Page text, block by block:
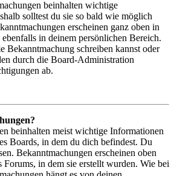
beinhalten wichtige
solltest du sie so bald wie möglich
erscheinen ganz oben in
in deinem persönlichen Bereich.
Bekanntmachung schreiben kannst oder
durch die Board-Administration
ab.
beinhalten meist wichtige Informationen
Boards, in dem du dich befindest. Du
Bekanntmachungen erscheinen oben
Forums, in dem sie erstellt wurden. Wie bei